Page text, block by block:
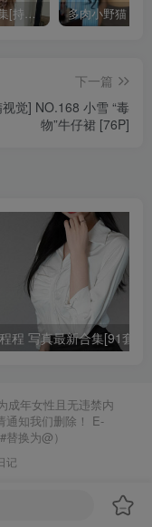
八酱 微密圈合集[持续更新]
下一篇
觉] NO.168 小雪 “毒
物”牛仔裙 [76P]
程 写真最新合集[91套]
成年女性且无违禁内
通知我们删除！ E-
换为@）
记